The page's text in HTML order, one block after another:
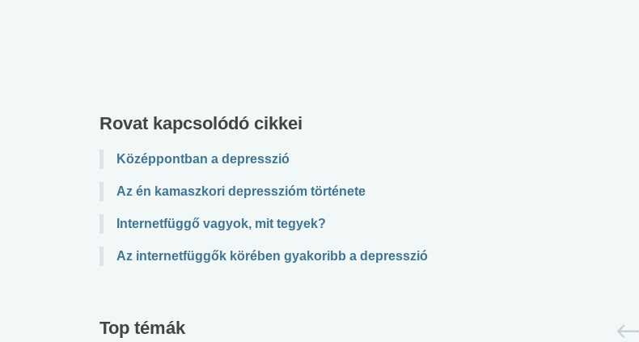
Rovat kapcsolódó cikkei
Középpontban a depresszió
Az én kamaszkori depresszióm története
Internetfüggő vagyok, mit tegyek?
Az internetfüggők körében gyakoribb a depresszió
Top témák